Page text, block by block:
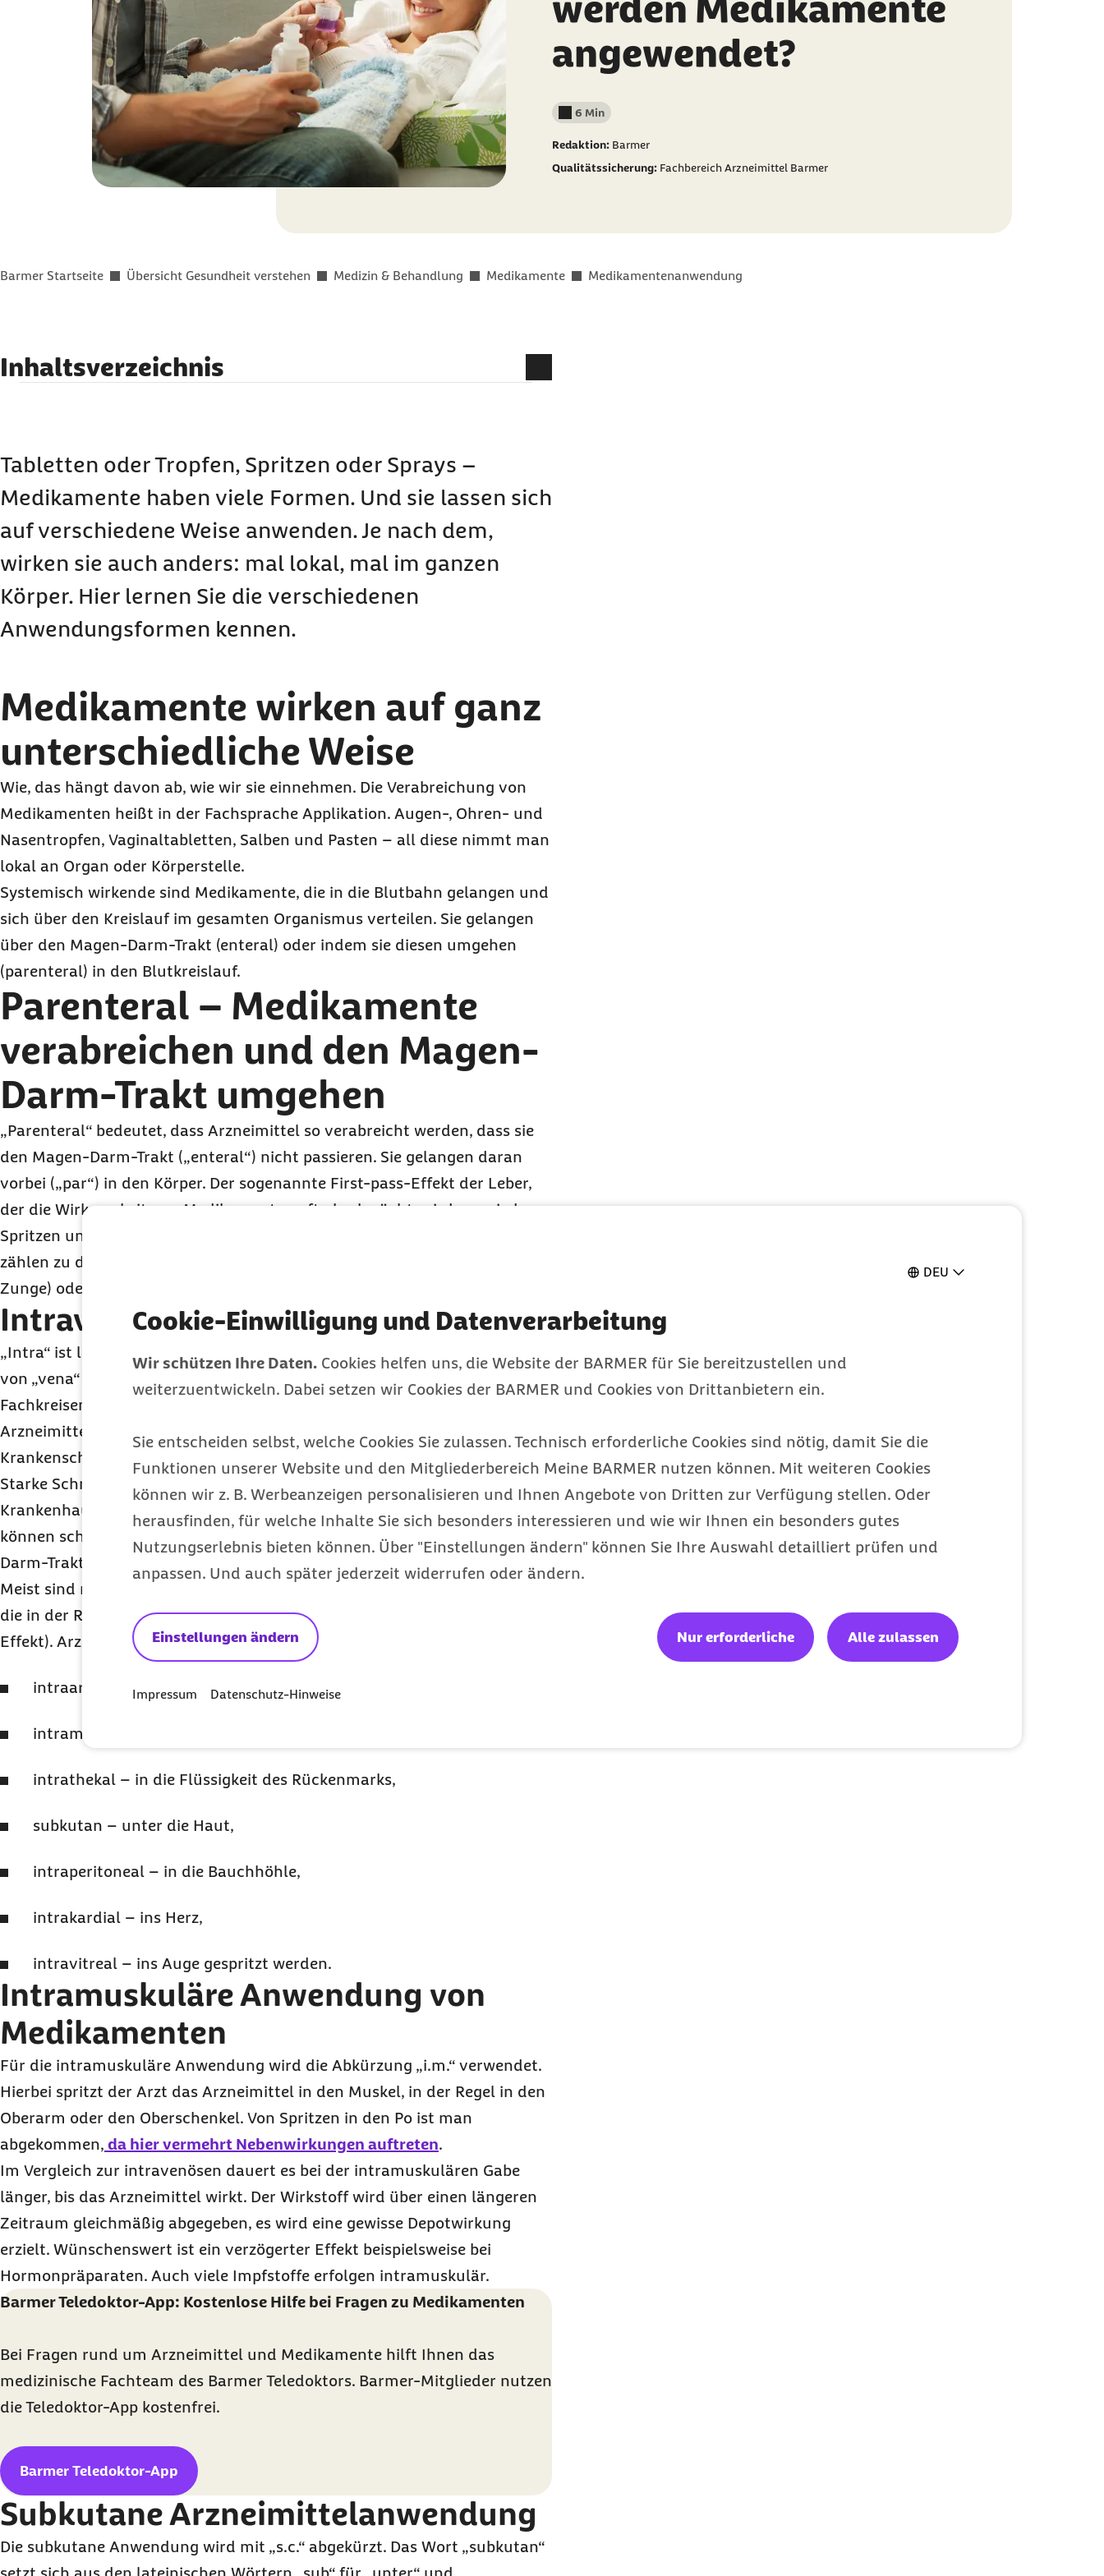
DEU
Cookie-Einwilligung und Datenverarbeitung
Wir schützen Ihre Daten. Cookies helfen uns, die Website der BARMER für Sie bereitzustellen und
weiterzuentwickeln. Dabei setzen wir Cookies der BARMER und Cookies von Drittanbietern ein.
Sie entscheiden selbst, welche Cookies Sie zulassen. Technisch erforderliche Cookies sind nötig, damit Sie die
Funktionen unserer Website und den Mitgliederbereich Meine BARMER nutzen können. Mit weiteren Cookies
können wir z. B. Werbeanzeigen personalisieren und Ihnen Angebote von Dritten zur Verfügung stellen. Oder
herausfinden, für welche Inhalte Sie sich besonders interessieren und wie wir Ihnen ein besonders gutes
Nutzungserlebnis bieten können. Über "Einstellungen ändern" können Sie Ihre Auswahl detailliert prüfen und
anpassen. Und auch später jederzeit widerrufen oder ändern.
Einstellungen ändern Nur erforderliche Alle zulassen
Impressum Datenschutz-Hinweise
angewendet?
Lesedauer weniger als
6 Min
Redaktion: Barmer
Qualitätssicherung: Fachbereich Arzneimittel Barmer
Sie befinden sich hier:
Barmer Startseite Übersicht Gesundheit verstehen Medizin & Behandlung Medikamente Medikamentenanwendung
Inhaltsverzeichnis
Intravenöse Arzneimittelgabe
Intramuskuläre Anwendung von Medikamenten
Sublinguale und buccale Einnahme von Medikamenten
Enteral - Medikamente über den Darm
Orale Einnahme von Arzneimitteln
Rektale Anwendung von Medikamenten
Inhalative Anwendung von Arzneimitteln
Tabletten oder Tropfen, Spritzen oder Sprays –
Medikamente haben viele Formen. Und sie lassen sich
auf verschiedene Weise anwenden. Je nach dem,
wirken sie auch anders: mal lokal, mal im ganzen
Körper. Hier lernen Sie die verschiedenen
Anwendungsformen kennen.
Medikamente wirken auf ganz
unterschiedliche Weise
Wie, das hängt davon ab, wie wir sie einnehmen. Die Verabreichung von
Medikamenten heißt in der Fachsprache Applikation. Augen-, Ohren- und
Nasentropfen, Vaginaltabletten, Salben und Pasten – all diese nimmt man
lokal an Organ oder Körperstelle.
Systemisch wirkende sind Medikamente, die in die Blutbahn gelangen und
sich über den Kreislauf im gesamten Organismus verteilen. Sie gelangen
über den Magen-Darm-Trakt (enteral) oder indem sie diesen umgehen
(parenteral) in den Blutkreislauf.
Parenteral – Medikamente
verabreichen und den Magen-
Darm-Trakt umgehen
„Parenteral“ bedeutet, dass Arzneimittel so verabreicht werden, dass sie
den Magen-Darm-Trakt („enteral“) nicht passieren. Sie gelangen daran
vorbei („par“) in den Körper. Der sogenannte First-pass-Effekt der Leber,
der die Wirksamkeit von Medikamenten oft abschwächt, wird vermieden.
Spritzen und Infusionen bekommt der Patient parenteral. Weiterhin
zählen zu den parenteralen Applikationsformen die sublinguale (unter der
Zunge) oder bukkale (in der Wangentasche) Anwendung.
Intravenöse Arzneimittelgabe
„Intra“ ist lateinisch und bedeutet „innerhalb“ oder „hinein“, venös kommt
von „vena“ oder „Blutader“. Die intravenöse Anwendung wird in
Fachkreisen mit „i.v.“ abgekürzt und bedeutet „in die Vene“ hinein.
Arzneimittel, die intravenös verabreicht werden, spritzen Arzt oder
Krankenschwester oder sie laufen als Infusion in die Vene.
Starke Schmerzmittel und Antibiotika beispielsweise gibt es im
Krankenhaus oft intravenös. Die Arzneimittel sind gut dosierbar und
können schnell wirken, weil sie direkt und nicht erst über den Magen-
Darm-Trakt in die Blutbahn gelangen.
Meist sind nur geringere Mengen notwendig, da die Leber umgangen wird,
die in der Regel zum schnellen Abbau von Wirkstoffen führt (First-pass-
Effekt). Arzneien können auch
intraarteriell – in die Arterie,
intramuskulär – in den Muskel,
intrathekal – in die Flüssigkeit des Rückenmarks,
subkutan – unter die Haut,
intraperitoneal – in die Bauchhöhle,
intrakardial – ins Herz,
intravitreal – ins Auge gespritzt werden.
Intramuskuläre Anwendung von
Medikamenten
Für die intramuskuläre Anwendung wird die Abkürzung „i.m.“ verwendet.
Hierbei spritzt der Arzt das Arzneimittel in den Muskel, in der Regel in den
Oberarm oder den Oberschenkel. Von Spritzen in den Po ist man
abgekommen, da hier vermehrt Nebenwirkungen auftreten.
Im Vergleich zur intravenösen dauert es bei der intramuskulären Gabe
länger, bis das Arzneimittel wirkt. Der Wirkstoff wird über einen längeren
Zeitraum gleichmäßig abgegeben, es wird eine gewisse Depotwirkung
erzielt. Wünschenswert ist ein verzögerter Effekt beispielsweise bei
Hormonpräparaten. Auch viele Impfstoffe erfolgen intramuskulär.
Barmer Teledoktor-App: Kostenlose Hilfe bei Fragen zu Medikamenten
Bei Fragen rund um Arzneimittel und Medikamente hilft Ihnen das
medizinische Fachteam des Barmer Teledoktors. Barmer-Mitglieder nutzen
die Teledoktor-App kostenfrei.
Barmer Teledoktor-App
Subkutane Arzneimittelanwendung
Die subkutane Anwendung wird mit „s.c.“ abgekürzt. Das Wort „subkutan“